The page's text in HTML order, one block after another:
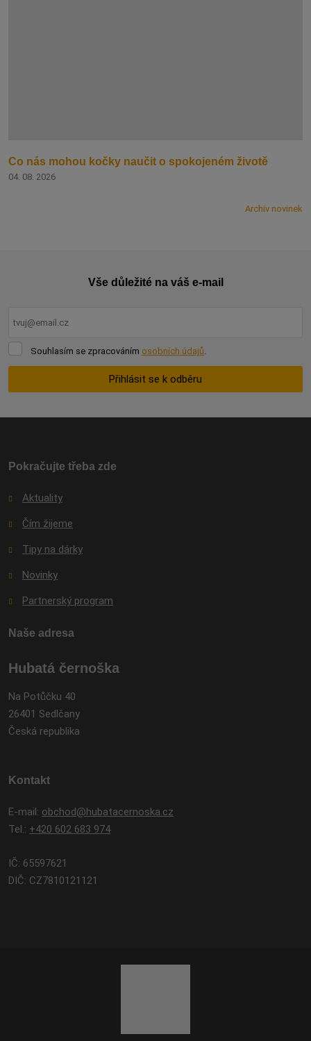
Co nás mohou kočky naučit o spokojeném životě
04. 08. 2026
Archiv novinek
Vše důležité na váš e-mail
Souhlasím
Souhlasím se zpracováním osobních údajů.
Přihlásit se k odběru
odeslat.
Pokračujte třeba zde
Aktuality
Čím žijeme
Tipy na dárky
Novinky
Partnerský program
Naše adresa
Hubatá černoška
Na Potůčku 40
26401 Sedlčany
Česká republika
Kontakt
E-mail: obchod@hubatacernoska.cz
Tel.: +420 602 683 974
IČ: 65597621
DIČ: CZ7810121121